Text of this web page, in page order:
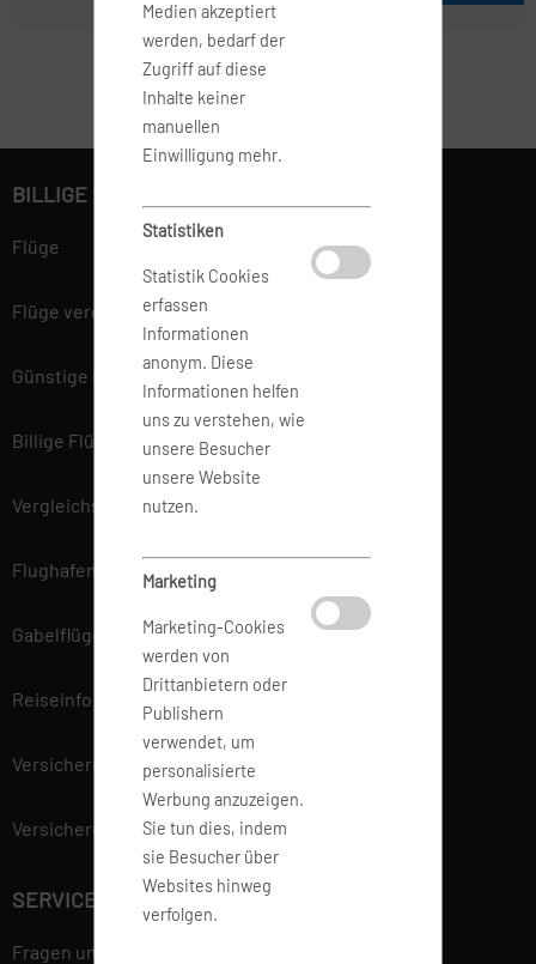
Medien akzeptiert
werden, bedarf der
Zugriff auf diese
Inhalte keiner
manuellen
Einwilligung mehr.
Statistiken
Statistik Cookies
erfassen
Informationen
anonym. Diese
Informationen helfen
uns zu verstehen, wie
unsere Besucher
unsere Website
nutzen.
Marketing
Marketing-Cookies
werden von
Drittanbietern oder
Publishern
verwendet, um
personalisierte
Werbung anzuzeigen.
Sie tun dies, indem
sie Besucher über
Websites hinweg
verfolgen.
BILLIGE FLÜGE BUCHEN
Flüge
Flüge vergleichen
Günstige Flüge
Billige Flüge
Vergleichsportal
Flughafen Informationen
Gabelflüge
Reiseinfo
Versicherung
Versicherungsvertrag widerrufen
SERVICE
Fragen und Antworten